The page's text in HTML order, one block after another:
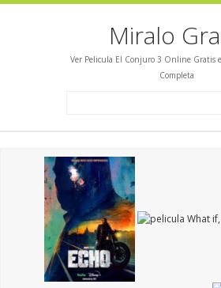
Miralo
Ver Pelicula El Conjuro 3 Online Gratis
Completa